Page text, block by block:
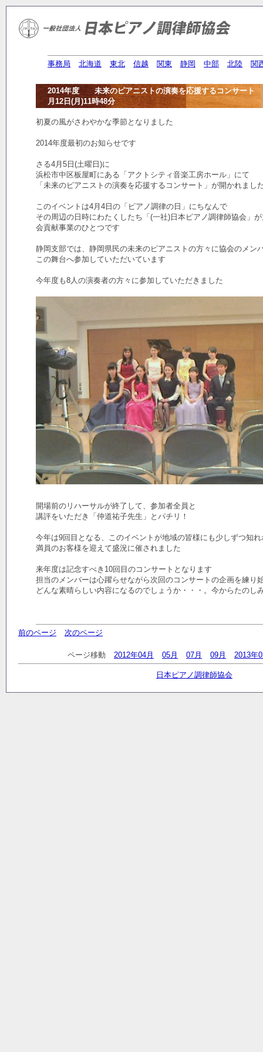
事務局 北海道 東北 信越 関東 静岡 中部 北陸 関
2014年度 未来のピアニストの演奏を応援するコンサ
月12日(月)11時48分
初夏の風がさわやかな季節となりました
2014年度最初のお知らせです
さる4月5日(土曜日)に
浜松市中区板屋町にある「アクトシティ音楽工房ホール」にて
「未来のピアニストの演奏を応援するコンサート」が開かれまし
このイベントは4月4日の「ピアノ調律の日」にちなんで
その周辺の日時にわたくしたち「(一社)日本ピアノ調律師協会」
会貢献事業のひとつです
静岡支部では、静岡県民の未来のピアニストの方々に協会のメン
この舞台へ参加していただいています
今年度も8人の演奏者の方々に参加していただきました
開場前のリハーサルが終了して、参加者全員と
講評をいただき「仲道祐子先生」とパチリ！
今年は9回目となる、このイベントが地域の皆様にも少しずつ知
満員のお客様を迎えて盛況に催されました
来年度は記念すべき10回目のコンサートとなります
担当のメンバーは心躍らせながら次回のコンサートの企画を練り
どんな素晴らしい内容になるのでしょうか・・・。今からたのし
前のページ 次のページ
ページ移動 2012年04月 05月 07月 09月 2013年
日本ピアノ調律師協会